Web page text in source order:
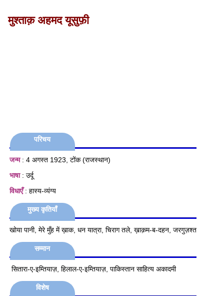
मुश्ताक़ अहमद यूसुफ़ी
परिचय
जन्म: 4 अगस्त 1923, टोंक (राजस्थान)
भाषा: उर्दू
विधाएँ: हास्य-व्यंग्य
मुख्य कृतियाँ
खोया पानी, मेरे मुँह में ख़ाक, धन यात्रा, चिराग तले, ख़ाक़म-ब-दहन, जरगुज़श्त
सम्मान
सितारा-ए-इम्तियाज़, हिलाल-ए-इम्तियाज़, पाकिस्तान साहित्य अकादमी
विशेष